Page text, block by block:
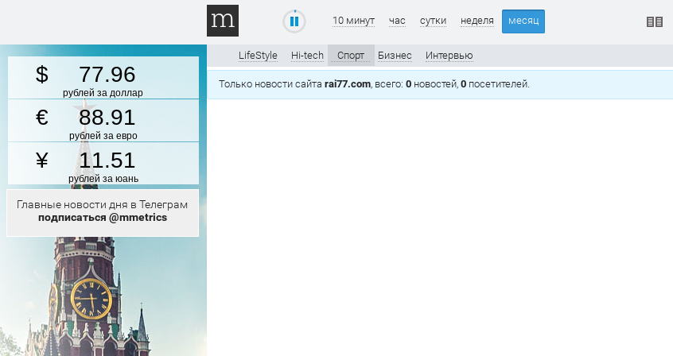
77.96
рублей за доллар
88.91
рублей за евро
11.51
рублей за юань
Главные новости дня в Телеграм
подписаться @mmetrics
10 минут час сутки неделя месяц
LifeStyle Hi-tech Спорт Бизнес Интервью
Только новости сайта rai77.com, всего: 0 новостей, 0 посетителей.